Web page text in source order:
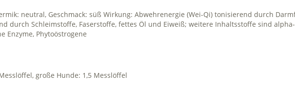
neutral, Geschmack: süß Wirkung: Abwehrenergie (Wei-Qi) tonisierend durch
durch Schleimstoffe, Faserstoffe, fettes Öl und Eiweiß; weitere Inhaltsstoffe sind
Enzyme, Phytoöstrogene
große Hunde: 1,5 Messlöffel